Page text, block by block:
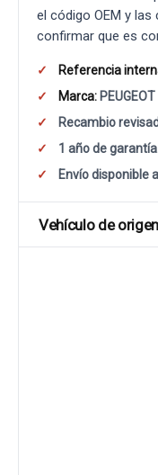
el código OEM y
confirmar que es
Referencia
Marca: PEUGEOT
Recambio
1 año de
Envío disponible
Vehículo de origen